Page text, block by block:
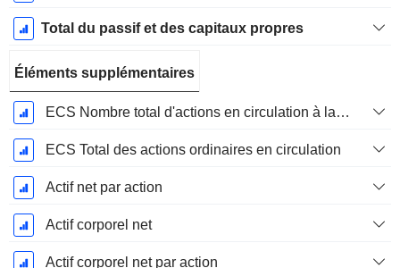
Total du passif et des capitaux propres
Éléments supplémentaires
ECS Nombre total d'actions en circulation à la date de dépôt
ECS Total des actions ordinaires en circulation
Actif net par action
Actif corporel net
Actif corporel net par action